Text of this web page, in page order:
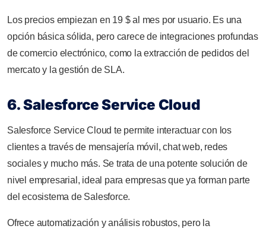
Los precios empiezan en 19 $ al mes por usuario. Es una
opción básica sólida, pero carece de integraciones profundas
de comercio electrónico, como la extracción de pedidos del
mercato y la gestión de SLA.
6. Salesforce Service Cloud
Salesforce Service Cloud te permite interactuar con los
clientes a través de mensajería móvil, chat web, redes
sociales y mucho más. Se trata de una potente solución de
nivel empresarial, ideal para empresas que ya forman parte
del ecosistema de Salesforce.
Ofrece automatización y análisis robustos, pero la